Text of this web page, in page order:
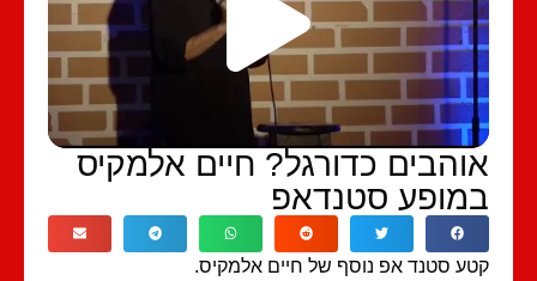
כדורגל? חיים אלמקיס
סטנדאפ
סטנד אפ נוסף של חיים אלמקיס.